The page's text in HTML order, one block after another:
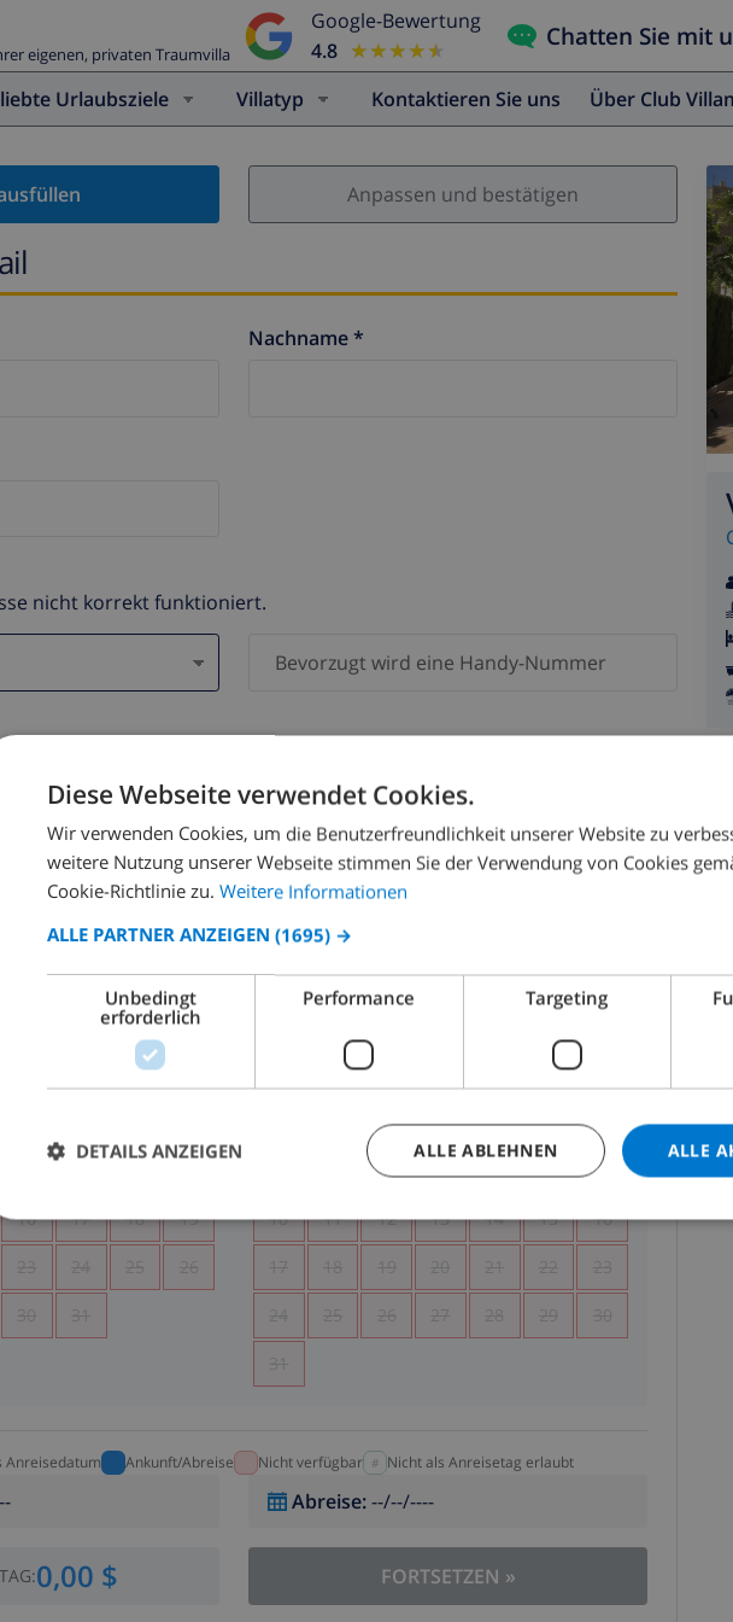
eigenen, privaten Traumvilla
Google-Bewertung
4.8
★★★★★
★★★★★ Chatten Sie mit
Urlaubsziele Villatyp Kontaktieren Sie uns Über Club
Anpassen und bestätigen
Nachname *
nicht korrekt funktioniert.
ausgefüllt werden )
Ihre persönlichen Daten werden zu keiner Zeit an Dritte weitergegeben.
August 2026
SA.
16 17 18 19
23 24 25 26
30 31
MI. SA.
1
5 6 7 8 9
10 11 12 13 14 15 16
17 18 19 20 21 22 23
24 25 26 27 28 29 30
31
Anreisedatum Ankunft/Abreise Nicht verfügbar Nicht als Anreisetag erlaubt
Abreise:--/--/----
:0,00 $ FORTSETZEN »
Diese Webseite verwendet Cookies.
Wir verwenden Cookies, um die Benutzerfreundlichkeit unserer Website zu
weitere Nutzung unserer Webseite stimmen Sie der Verwendung von Cookies
Cookie-Richtlinie zu. Weitere Informationen
ALLE PARTNER ANZEIGEN (1695) →
Unbedingt
erforderlich
Performance Targeting
ALLE
ALLE ABLEHNEN
DETAILS ANZEIGEN